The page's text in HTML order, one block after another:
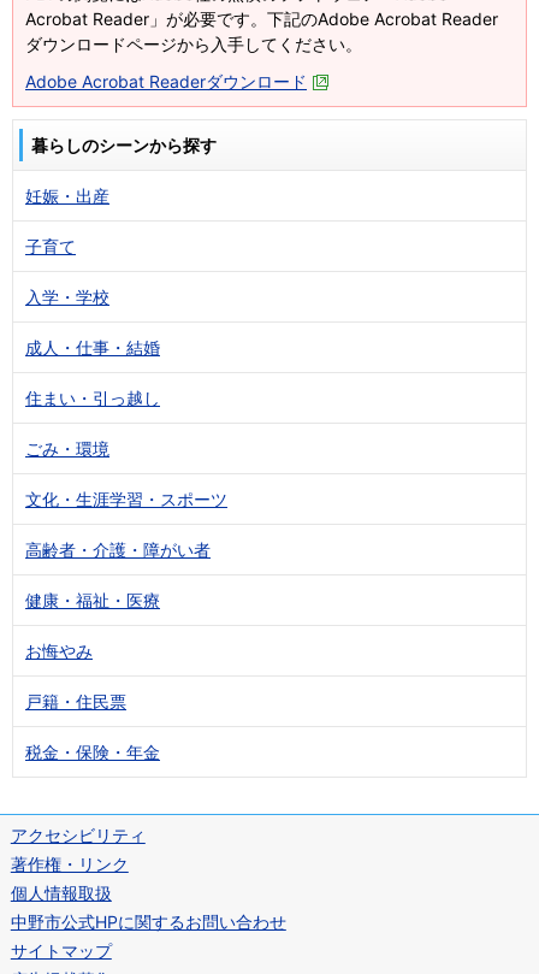
Acrobat Reader」が必要です。下記のAdobe Acrobat Reader
ダウンロードページから入手してください。
Adobe Acrobat Readerダウンロード
暮らしのシーンから探す
妊娠・出産
子育て
入学・学校
成人・仕事・結婚
住まい・引っ越し
ごみ・環境
文化・生涯学習・スポーツ
高齢者・介護・障がい者
健康・福祉・医療
お悔やみ
戸籍・住民票
税金・保険・年金
アクセシビリティ
著作権・リンク
個人情報取扱
中野市公式HPに関するお問い合わせ
サイトマップ